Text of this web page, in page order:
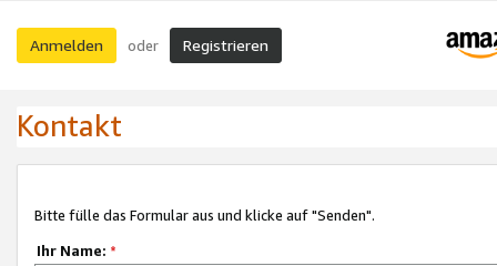
Anmelden oder Registrieren
Kontakt
Bitte fülle das Formular aus und klicke auf "Senden".
Ihr Name: *